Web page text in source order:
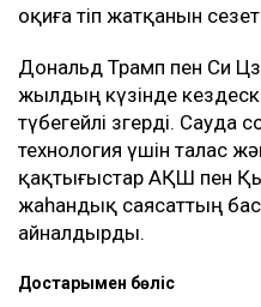
оқиға өтіп жатқанын
Дональд Трамп пен Си
жылдың күзінде
түбегейлі өзгерді. Сауда
технология үшін талас
қақтығыстар АҚШ пен
жаһандық саясаттың
айналдырды.
Достарыңмен бөліс